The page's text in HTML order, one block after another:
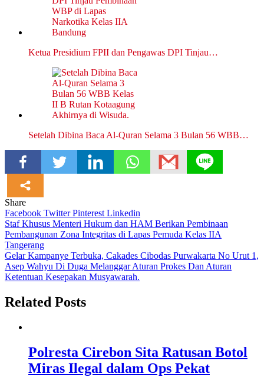
Ketua Presidium FPII dan Pengawas DPI Tinjau…
Setelah Dibina Baca Al-Quran Selama 3 Bulan 56 WBB…
Share
Facebook TwitterPinterest Linkedin
Navigasi
pos
Staf Khusus Menteri Hukum dan HAM Berikan Pembinaan
Pembangunan Zona Integritas di Lapas Pemuda Kelas IIA
Tangerang
Gelar Kampanye Terbuka, Cakades Cibodas Purwakarta No Urut 1,
Asep Wahyu Di Duga Melanggar Aturan Prokes Dan Aturan
Ketentuan Kesepakan Musyawarah.
Related Posts
Polresta Cirebon Sita Ratusan Botol
Miras Ilegal dalam Ops Pekat